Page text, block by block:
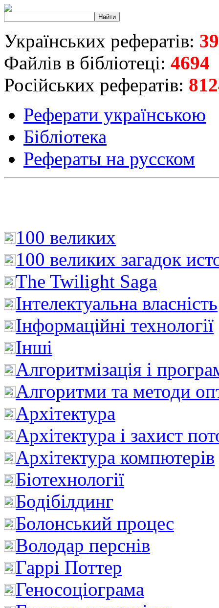
Українських рефератів:
Файлів в бібліотеці: 4694
Російських рефератів:
Реферати українською
Бібліотека
Рефераты на русском
100 великих
100 великих загадок
The Twilight Saga
Інтелектуальна влaсність
Інформаційні технології
Інші
Алгоритмізація і
Алгоритми та методи
Архітектура
Архітектура і захист
Архітектура компютерів
Біотехнології
Бодібілдинг
Болонський процес
Володар перснів
Гаррі Поттер
Геносоціограма